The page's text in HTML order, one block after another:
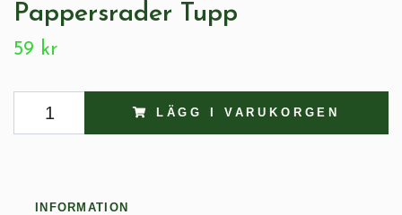
Pappersrader Tupp
59 kr
LÄGG I VARUKORGEN
INFORMATION